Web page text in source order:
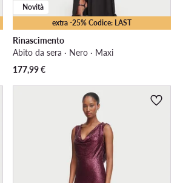
extra -25% Codice: LAST
Novità
Rinascimento
Abito da sera · Nero · Maxi
177,99€